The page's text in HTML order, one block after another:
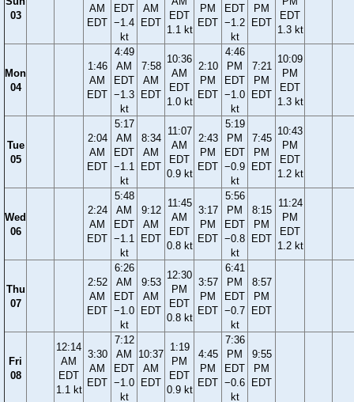
03
AM
EDT
EDT
−1.4
kt
AM
EDT
EDT
1.1 kt
PM
EDT
EDT
−1.2
kt
PM
EDT
EDT
1.3 kt
Mon
04
1:46
AM
EDT
4:49
AM
EDT
−1.3
kt
7:58
AM
EDT
10:36
AM
EDT
1.0 kt
2:10
PM
EDT
4:46
PM
EDT
−1.0
kt
7:21
PM
EDT
10:09
PM
EDT
1.3 kt
Tue
05
2:04
AM
EDT
5:17
AM
EDT
−1.1
kt
8:34
AM
EDT
11:07
AM
EDT
0.9 kt
2:43
PM
EDT
5:19
PM
EDT
−0.9
kt
7:45
PM
EDT
10:43
PM
EDT
1.2 kt
Wed
06
2:24
AM
EDT
5:48
AM
EDT
−1.1
kt
9:12
AM
EDT
11:45
AM
EDT
0.8 kt
3:17
PM
EDT
5:56
PM
EDT
−0.8
kt
8:15
PM
EDT
11:24
PM
EDT
1.2 kt
Thu
07
2:52
AM
EDT
6:26
AM
EDT
−1.0
kt
9:53
AM
EDT
12:30
PM
EDT
0.8 kt
3:57
PM
EDT
6:41
PM
EDT
−0.7
kt
8:57
PM
EDT
Fri
08
12:14
AM
EDT
1.1 kt
3:30
AM
EDT
7:12
AM
EDT
−1.0
kt
10:37
AM
EDT
1:19
PM
EDT
0.9 kt
4:45
PM
EDT
7:36
PM
EDT
−0.6
kt
9:55
PM
EDT